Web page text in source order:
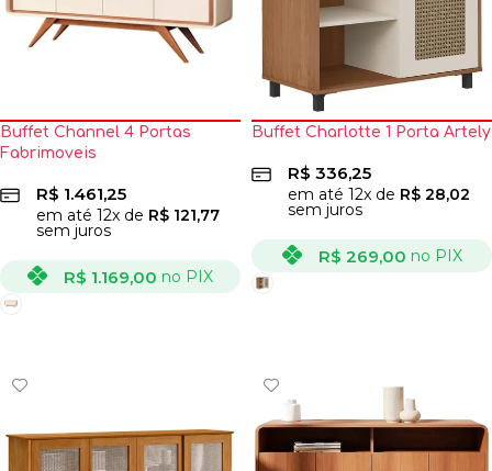
Buffet Channel 4 Portas
Fabrimoveis
R$ 1.461,25
em até 12x de R$ 121,77
sem juros
R$ 1.169,00 no PIX
Buffet Charlotte 1 Porta Artely
R$ 336,25
em até 12x de R$ 28,02
sem juros
R$ 269,00 no PIX